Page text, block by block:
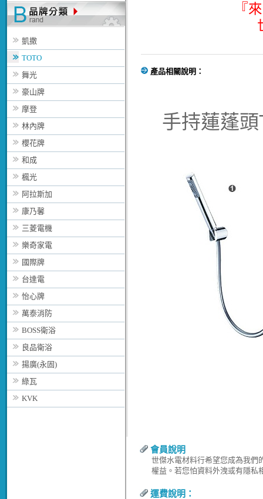
凱撒
TOTO
舞光
豪山牌
摩登
林內牌
櫻花牌
和成
楓光
阿拉斯加
康乃馨
三菱電機
樂奇家電
國際牌
台達電
怡心牌
萬泰消防
BOSS衛浴
良品衛浴
揚廣(永固)
綠瓦
KVK
『
產品相關說明：
手持蓮蓬頭
會員說明
世傑水電材料行希望您成為我們
權益。若您怕資料外洩或有隱私
運費說明：